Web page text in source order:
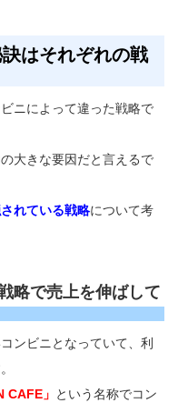
はそれぞれの戦
ニによって違った戦略で
大きな要因だと言えるで
れている戦略について考
略で売上を伸ばして
ンビニとなっていて、利
CAFE」 という名称でコン